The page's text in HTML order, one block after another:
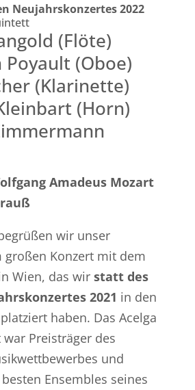
Neujahrskonzertes 2022
(Flöte)
Poyault (Oboe)
(Klarinette)
(Horn)
Amadeus Mozart
wir unser
großen Konzert mit dem
Wien, das wir statt des
2021 in den
haben. Das Acelga
Preisträger des
und
Ensembles seines